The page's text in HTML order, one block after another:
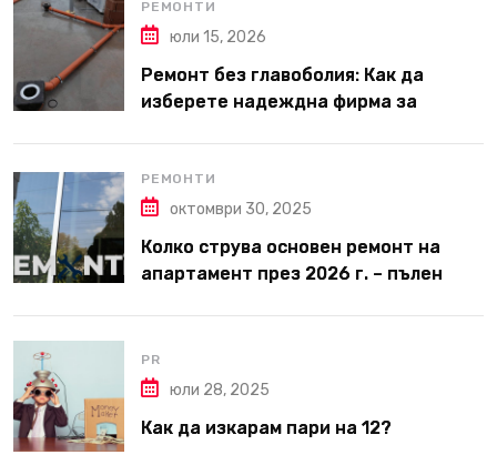
РЕМОНТИ
юли 15, 2026
Ремонт без главоболия: Как да
изберете надеждна фирма за
РЕМОНТИ
октомври 30, 2025
Колко струва основен ремонт на
апартамент през 2026 г. – пълен
PR
юли 28, 2025
Как да изкарам пари на 12?